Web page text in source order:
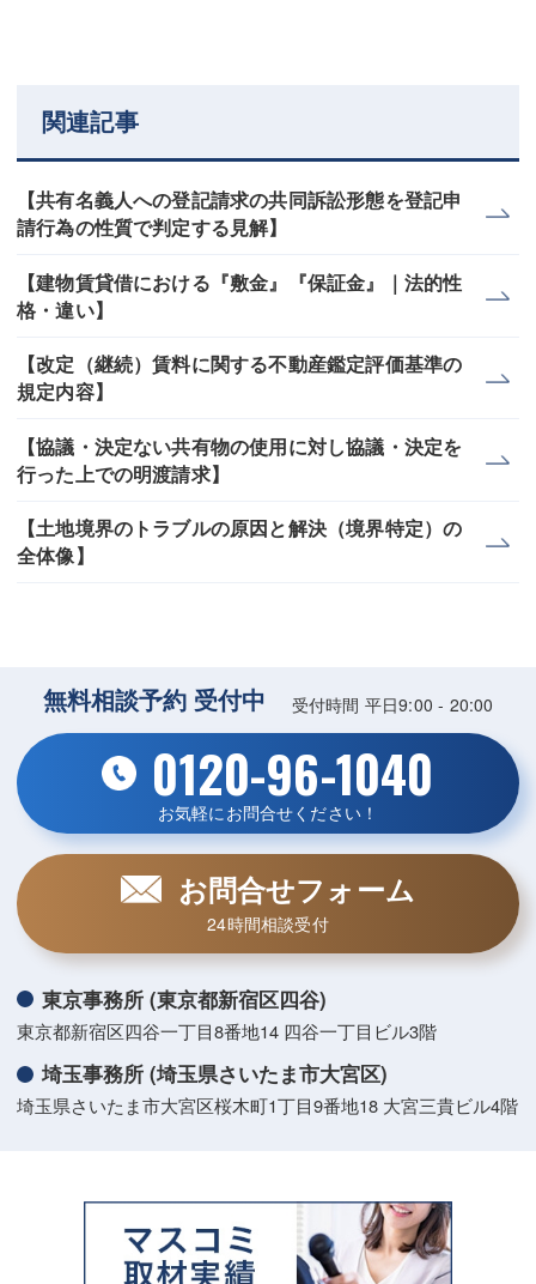
関連記事
【共有名義人への登記請求の共同訴訟形態を登記申
請行為の性質で判定する見解】
【建物賃貸借における『敷金』『保証金』｜法的性
格・違い】
【改定（継続）賃料に関する不動産鑑定評価基準の
規定内容】
【協議・決定ない共有物の使用に対し協議・決定を
行った上での明渡請求】
【土地境界のトラブルの原因と解決（境界特定）の
全体像】
無料相談予約 受付中 受付時間 平日9:00 - 20:00
0120-96-1040
お気軽にお問合せください！
お問合せフォーム
24時間相談受付
東京事務所 (東京都新宿区四谷)
東京都新宿区四谷一丁目8番地14 四谷一丁目ビル3階
埼玉事務所 (埼玉県さいたま市大宮区)
埼玉県さいたま市大宮区桜木町1丁目9番地18 大宮三貴ビル4階